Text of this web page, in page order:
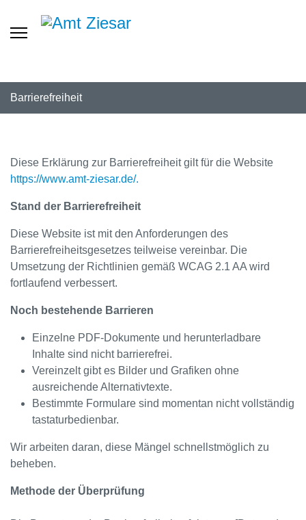
Barrierefreiheit
Diese Erklärung zur Barrierefreiheit gilt für die Website
https://www.amt-ziesar.de/.
Stand der Barrierefreiheit
Diese Website ist mit den Anforderungen des
Barrierefreiheitsgesetzes teilweise vereinbar. Die
Umsetzung der Richtlinien gemäß WCAG 2.1 AA wird
fortlaufend verbessert.
Noch bestehende Barrieren
Einzelne PDF-Dokumente und herunterladbare
Inhalte sind nicht barrierefrei.
Vereinzelt gibt es Bilder und Grafiken ohne
ausreichende Alternativtexte.
Bestimmte Formulare sind momentan nicht vollständig
tastaturbedienbar.
Wir arbeiten daran, diese Mängel schnellstmöglich zu
beheben.
Methode der Überprüfung